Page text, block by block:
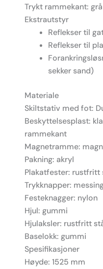
Trykt rammekant: grå
Ekstrautstyr
Reflekser til
Reflekser til
sekker sand)
Materiale
Skiltstativ med fot:
Beskyttelsesplast:
rammekant
Magnetramme:
Pakning: akryl
Plakatfester: rustfritt
Trykknapper:
Festeknagger: nylon
Hjul: gummi
Hjulaksler: rustfritt
Baselokk: gummi
Spesifikasjoner
Høyde: 1525 mm